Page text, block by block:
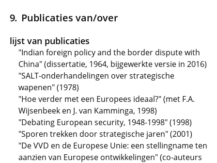
Publicaties van/over
lijst van publicaties
"Indian foreign policy and the border dispute with
China" (dissertatie, 1964, bijgewerkte versie in 2016)
"SALT-onderhandelingen over strategische
wapenen" (1978)
"Hoe verder met een Europees ideaal?" (met F.A.
Wijsenbeek en J. van Kamminga, 1998)
"Debating European security, 1948-1998" (1998)
"Sporen trekken door strategische jaren" (2001)
"De VVD en de Europese Unie: een stellingname ten
aanzien van Europese ontwikkelingen" (co-auteurs